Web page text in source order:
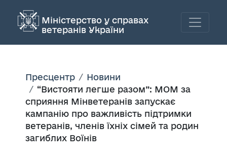
Міністерство у справах
ветеранів України
Пресцентр
Новини
“Вистояти легше разом”: МОМ за
сприяння Мінветеранів запускає
кампанію про важливість підтримки
ветеранів, членів їхніх сімей та родин
загиблих Воїнів